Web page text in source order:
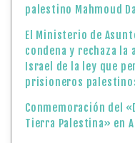
palestino Mahmoud
El Ministerio de
condena y rechaza
Israel de la ley que
prisioneros
Conmemoración del
Tierra Palestina» en